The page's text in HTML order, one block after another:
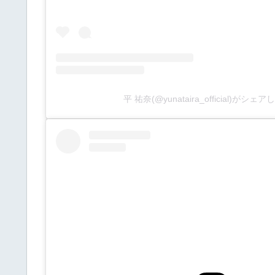
平 祐奈(@yunataira_official)がシェア